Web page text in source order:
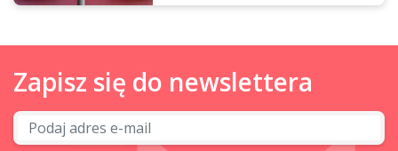
Zapisz się do newslettera